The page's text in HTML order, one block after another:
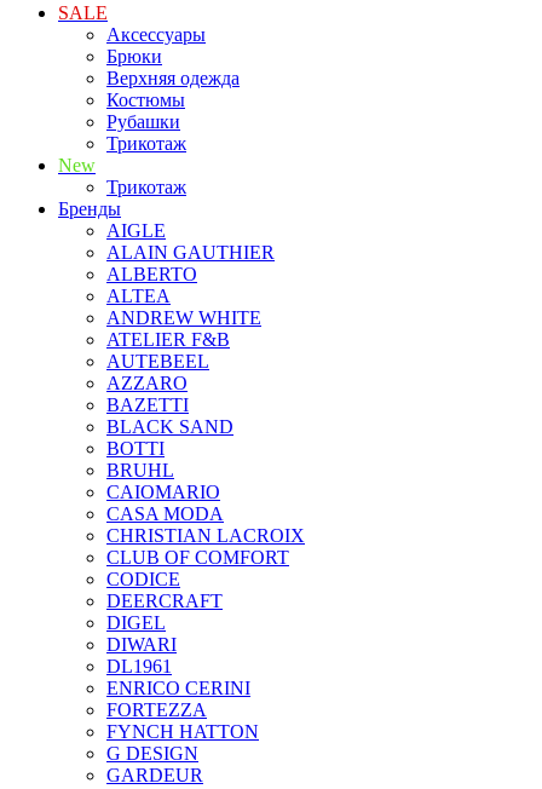
SALE
Аксессуары
Брюки
Верхняя одежда
Костюмы
Рубашки
Трикотаж
New
Трикотаж
Бренды
AIGLE
ALAIN GAUTHIER
ALBERTO
ALTEA
ANDREW WHITE
ATELIER F&B
AUTEBEEL
AZZARO
BAZETTI
BLACK SAND
BOTTI
BRUHL
CAIOMARIO
CASA MODA
CHRISTIAN LACROIX
CLUB OF COMFORT
CODICE
DEERCRAFT
DIGEL
DIWARI
DL1961
ENRICO CERINI
FORTEZZA
FYNCH HATTON
G DESIGN
GARDEUR